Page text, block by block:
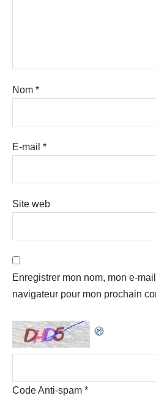
Nom *
E-mail *
Site web
Enregistrer mon nom, mon e-
navigateur pour mon prochain
Code Anti-spam *